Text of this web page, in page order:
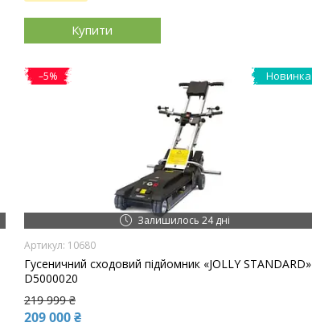
Купити
–5%
Залишилось 24 дні
Новинка
10680
Гусеничний сходовий підйомник «JOLLY STANDARD»
D5000020
219 999 ₴
209 000 ₴